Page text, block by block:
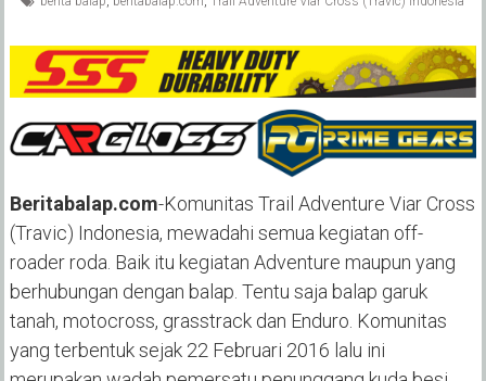
Beritabalap.com-Komunitas Trail Adventure Viar Cross
(Travic) Indonesia, mewadahi semua kegiatan off-
roader roda. Baik itu kegiatan Adventure maupun yang
berhubungan dengan balap. Tentu saja balap garuk
tanah, motocross, grasstrack dan Enduro. Komunitas
yang terbentuk sejak 22 Februari 2016 lalu ini